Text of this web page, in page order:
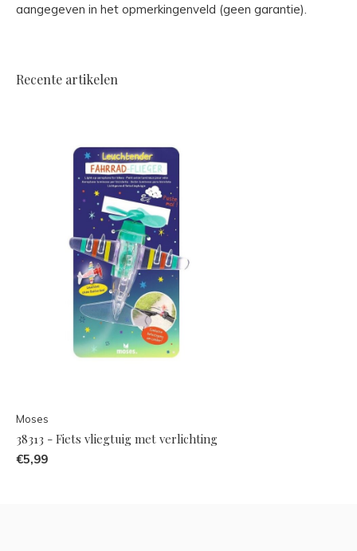
aangegeven in het opmerkingenveld (geen garantie).
Recente artikelen
Moses
38313 - Fiets vliegtuig met verlichting
€5,99